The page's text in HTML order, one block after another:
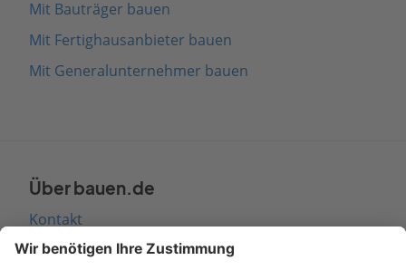
Mit Bauträger bauen
Mit Fertighausanbieter bauen
Mit Generalunternehmer bauen
Über bauen.de
Kontakt
Seitenaufbau